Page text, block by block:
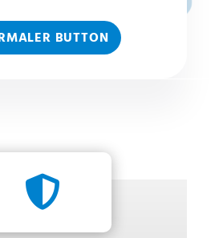
BUTTON
bei uns verlassen
